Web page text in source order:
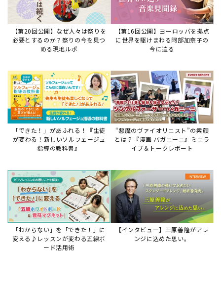
【第20回公開】なぜ人々は祭りを
必要とするのか？祭りの今を見つ
める現地ルポ
【第16回公開】ヨーロッパを拠点
に世界を駆けまわる阿部加奈子の
今に迫る
「できた！」があふれる！『生徒
が変わる！新しいソルフェージュ
指導の教科書』
“悪魔のヴァイオリニスト”の素顔
とは？『漫画 パガニーニ』ミニラ
イブ＆トークレポート
「わからない」を「できた！」に
変える♪レッスンが変わる五線ボ
ード活用術
【インタビュー】三原善隆がアレ
ンジに込めた思い。